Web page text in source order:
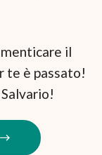
il
te è passato!